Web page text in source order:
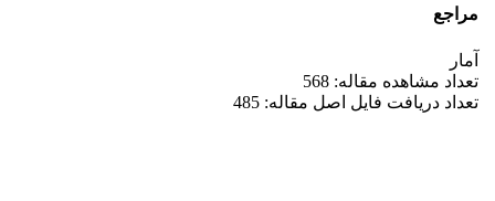
مراجع
آمار
تعداد مشاهده مقاله: 568
تعداد دریافت فایل اصل مقاله: 485